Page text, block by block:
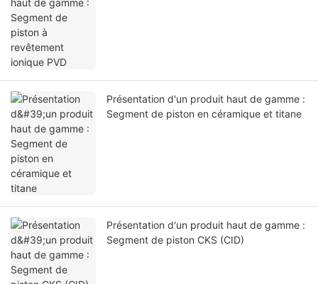
Présentation d'un produit haut de gamme :
Segment de piston en céramique et titane
Présentation d'un produit haut de gamme :
Segment de piston CKS (CID)